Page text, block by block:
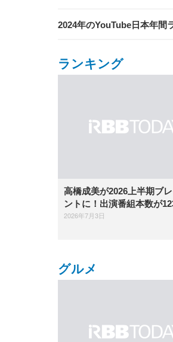
2024年のYouTube日本年間
ランキング
高橋成美が2026上半期ブ
ントに！出演番組本数が
2026年7月3日
グルメ